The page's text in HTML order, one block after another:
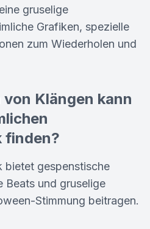
gruselige
Grafiken, spezielle
zum Wiederholen und
Klängen kann
finden?
bietet gespenstische
Beats und gruselige
Stimmung beitragen.